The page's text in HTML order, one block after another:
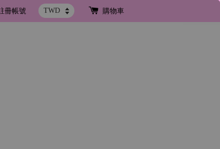
冊帳號 購物車